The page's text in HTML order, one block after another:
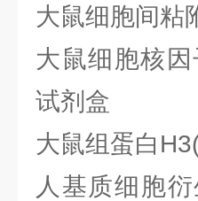
大鼠细胞间粘
大鼠细胞核
试剂盒
大鼠组蛋白
人基质细胞